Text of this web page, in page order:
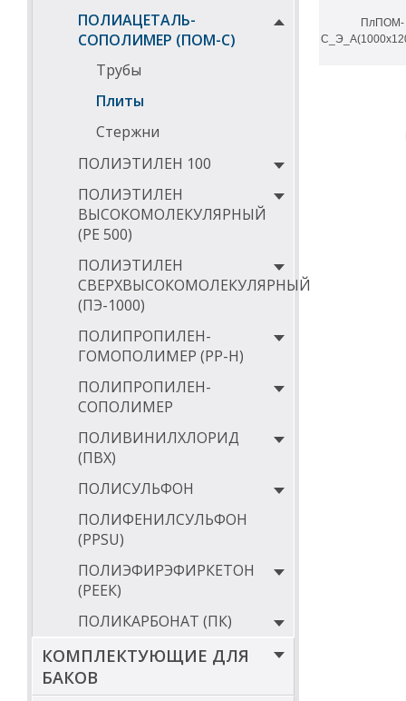
ПОЛИАЦЕТАЛЬ-
СОПОЛИМЕР (ПОМ-С)
Трубы
Плиты
Стержни
ПОЛИЭТИЛЕН 100
ПОЛИЭТИЛЕН
ВЫСОКОМОЛЕКУЛЯРНЫЙ
(РЕ 500)
ПОЛИЭТИЛЕН
СВЕРХВЫСОКОМОЛЕКУЛЯРНЫЙ
(ПЭ-1000)
ПОЛИПРОПИЛЕН-
ГОМОПОЛИМЕР (PP-Н)
ПОЛИПРОПИЛЕН-
СОПОЛИМЕР
ПОЛИВИНИЛХЛОРИД
(ПВХ)
ПОЛИСУЛЬФОН
ПОЛИФЕНИЛСУЛЬФОН
(PPSU)
ПОЛИЭФИРЭФИРКЕТОН
(РЕЕК)
ПОЛИКАРБОНАТ (ПК)
КОМПЛЕКТУЮЩИЕ ДЛЯ
БАКОВ
ПлПОМ-